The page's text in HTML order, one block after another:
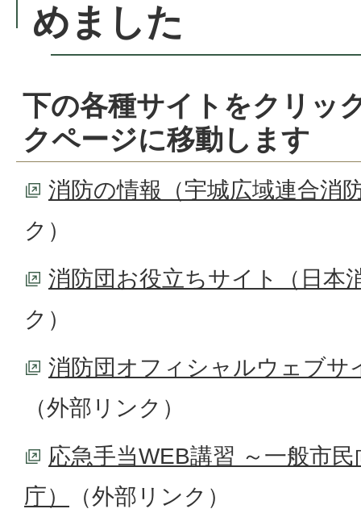
めました
下の各種サイトをクリッ
クページに移動します
消防の情報（宇城広域連合消
ク）
消防団お役立ちサイト（日本
ク）
消防団オフィシャルウェブサ
（外部リンク）
応急手当WEB講習 ～一般市
庁）
（外部リンク）